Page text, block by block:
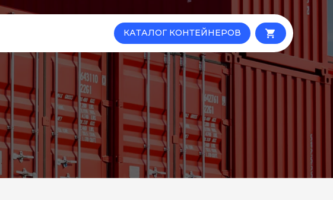
КАТАЛОГ КОНТЕЙНЕРОВ local_grocery_store